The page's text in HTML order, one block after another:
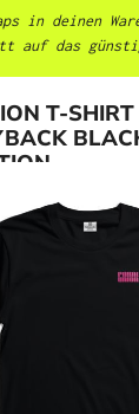
in deinen
auf das
T-SHIRT